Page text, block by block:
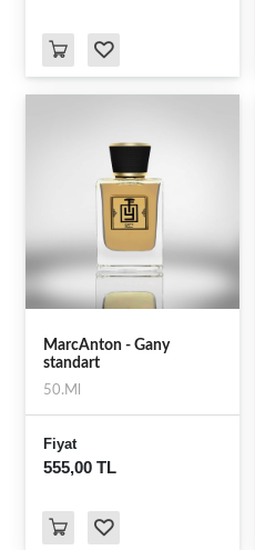
MarcAnton - Gany
standart
50.Ml
Fiyat
555,00 TL